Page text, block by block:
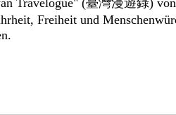
Travelogue" (臺灣漫遊錄)
Freiheit und